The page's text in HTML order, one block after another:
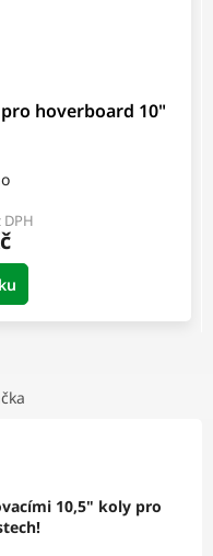
hoverboard 10"
DPH
10,5" koly pro